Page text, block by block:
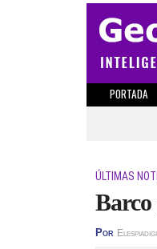
PORTADA
ÚLTIMAS
Por